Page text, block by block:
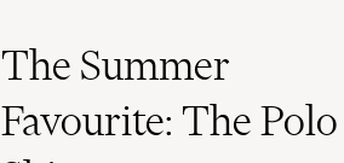
The Summer
Favourite: The Polo